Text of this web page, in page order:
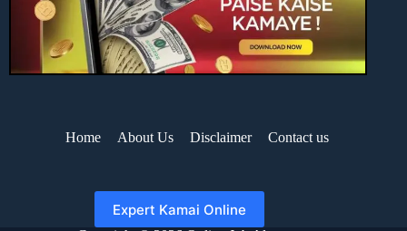
Home About Us Disclaimer Contact us
Expert Kamai Online